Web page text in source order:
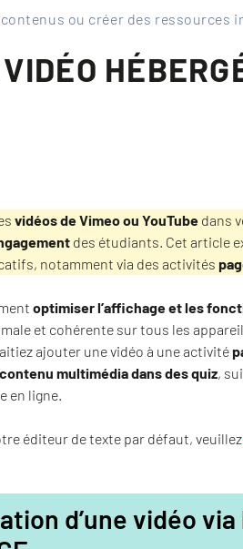
ou créer des ressources
vidéos de Vimeo ou YouTube dans
des étudiants. Cet article
notamment via des activités
optimiser l’affichage et les
et cohérente sur tous les
ajouter une vidéo à une activité
contenu multimédia dans des quiz,
en ligne.
éditeur de texte par défaut, veuillez
d’une vidéo